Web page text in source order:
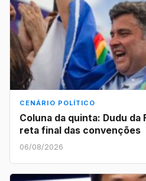
CENÁRIO POLÍTICO
Coluna da quinta: Dudu da
reta final das convenções
06/08/2026